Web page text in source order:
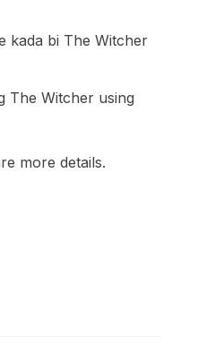
kada bi The Witcher
The Witcher using
more details.